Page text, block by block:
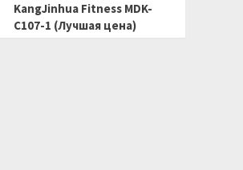
KangJinhua Fitness MDK-
C107-1 (Лучшая цена)